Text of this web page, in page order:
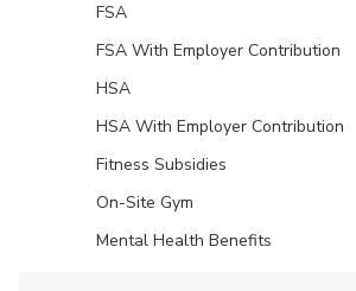
FSA
FSA With Employer Contribution
HSA
HSA With Employer Contribution
Fitness Subsidies
On-Site Gym
Mental Health Benefits